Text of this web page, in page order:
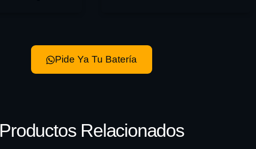
Pide Ya Tu Batería
Productos Relacionados